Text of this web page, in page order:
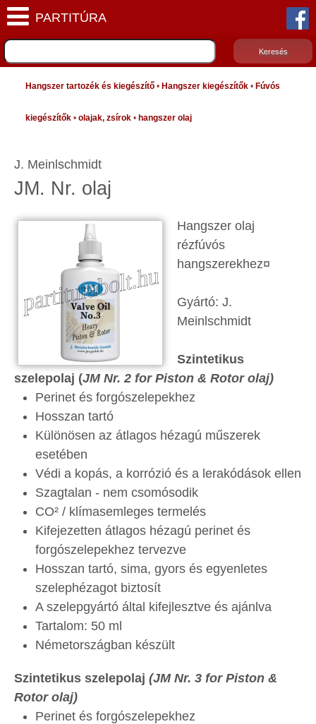
Hangszer tartozék és kiegészítő • Hangszer kiegészítők • Fúvós
kiegészítők • olajak, zsírok • hangszer olaj
J. Meinlschmidt
JM. Nr. olaj
Hangszer olaj
rézfúvós
hangszerekhez¤
Gyártó: J.
Meinlschmidt
Szintetikus
szelepolaj (JM Nr. 2 for Piston & Rotor olaj)
Perinet és forgószelepekhez
Hosszan tartó
Különösen az átlagos hézagú műszerek
esetében
Védi a kopás, a korrózió és a lerakódások ellen
Szagtalan - nem csomósodik
CO² / klímasemleges termelés
Kifejezetten átlagos hézagú perinet és
forgószelepekhez tervezve
Hosszan tartó, sima, gyors és egyenletes
szelephézagot biztosít
A szelepgyártó által kifejlesztve és ajánlva
Tartalom: 50 ml
Németországban készült
Szintetikus szelepolaj (JM Nr. 3 for Piston &
Rotor olaj)
Perinet és forgószelepekhez